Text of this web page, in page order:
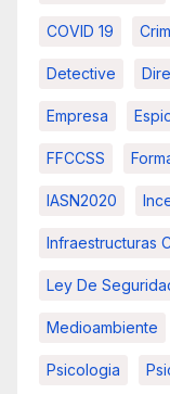
COVID 19
Detective
Empresa
FFCCSS
IASN2020
Infraestructuras
Ley De
Medioambiente
Psicologia